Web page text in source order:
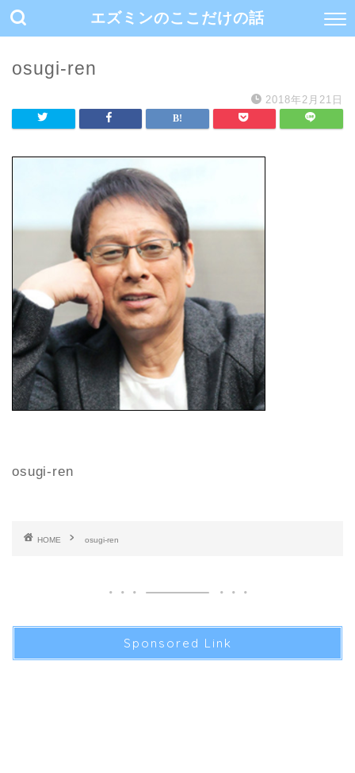
エズミンのここだけの話
osugi-ren
2018年2月21日
osugi-ren
HOME osugi-ren
Sponsored Link